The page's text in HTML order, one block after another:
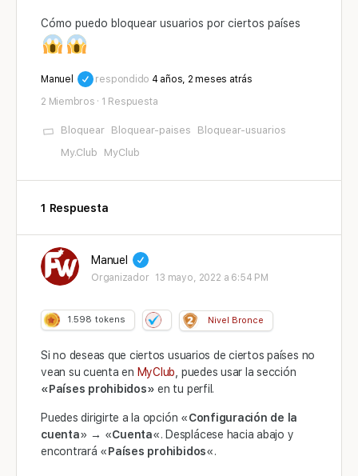
Cómo puedo bloquear usuarios por ciertos países
Manuel respondido 4 años, 2 meses atrás
2 Miembros · 1 Respuesta
Bloquear Bloquear-paises
Bloquear-usuarios
My.Club
MyClub
1 Respuesta
Manuel
Organizador 13 mayo, 2022 a 6:54 PM
1.598 tokens Nivel Bronce
Si no deseas que ciertos usuarios de ciertos países no
vean su cuenta en MyClub , puedes usar la sección
«Países prohibidos» en tu perfil.
Puedes dirigirte a la opción «Configuración de la
cuenta» → «Cuenta«. Desplácese hacia abajo y
encontrará «Países prohibidos«.